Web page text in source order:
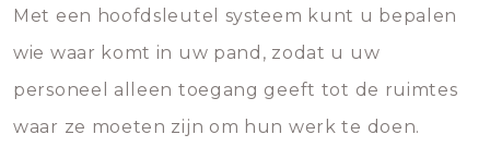
Met een hoofdsleutel systeem kunt u bepalen
wie waar komt in uw pand, zodat u uw
personeel alleen toegang geeft tot de ruimtes
waar ze moeten zijn om hun werk te doen.